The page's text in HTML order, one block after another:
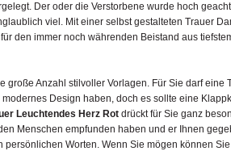
Der oder die Verstorbene wurde hoch
viel. Mit einer selbst gestalteten Trauer
den immer noch währenden Beistand aus
große Anzahl stilvoller Vorlagen. Für Sie darf eine
Design haben, doch es sollte eine
Leuchtendes Herz Rot drückt für Sie ganz
Menschen empfunden haben und er Ihnen
persönlichen Worten. Wenn Sie mögen können